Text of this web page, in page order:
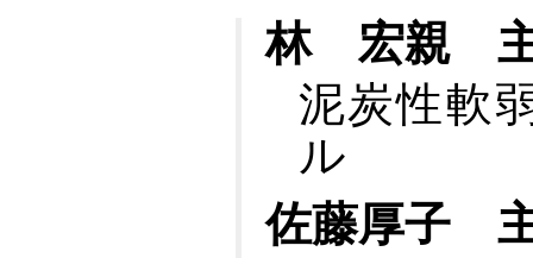
林 宏親 主
泥炭性軟
ル
佐藤厚子